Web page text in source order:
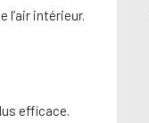
l’air intérieur.
efficace.